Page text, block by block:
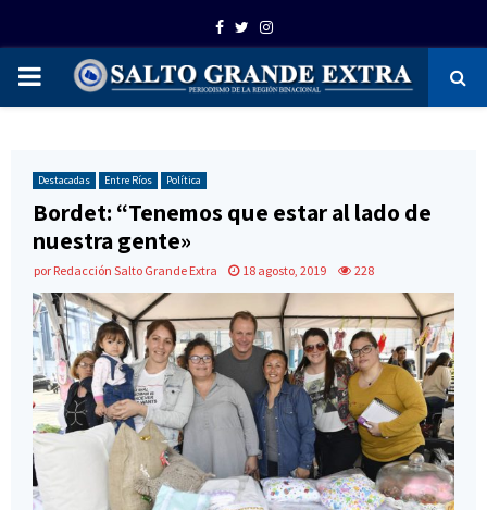
Facebook
TwitterInstagram
PRIMARY
Destacadas Entre Ríos Política
Bordet: “Tenemos que estar al lado de
nuestra gente»
por Redacción Salto Grande Extra 18 agosto, 2019 228